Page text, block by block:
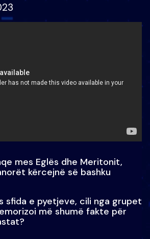
mes Eglës dhe Meritonit,
kërcejnë së bashku
sfida e pyetjeve, cili nga grupet
më shumë fakte për